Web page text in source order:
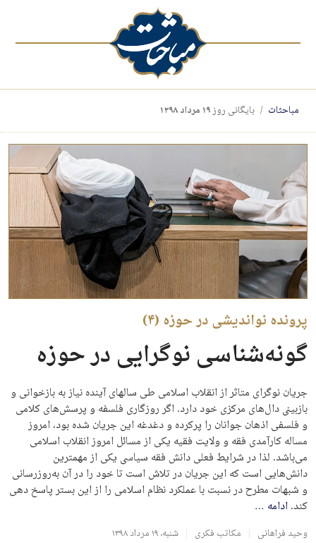
مباحثات بایگانی روز۱۹ مرداد ۱۳۹۸
پرونده نواندیشی در حوزه (۴)
گونه‌شناسی نوگرایی در حوزه
جریان نوگرای متاثر از انقلاب اسلامی طی سالهای آینده نیاز به بازخوانی و
بازبینی دال‌های مرکزی خود دارد. اگر روزگاری فلسفه و پرسش‌های کلامی
و فلسفی اذهان جوانان را پرکرده و دغدغه این جریان شده بود، امروز
مساله کارآمدی فقه و ولایت فقیه یکی از مسائل امروز انقلاب اسلامی
می‌باشد. لذا در شرایط فعلی دانش فقه سیاسی یکی از مهمترین
دانش‌هایی است که این جریان در تلاش است تا خود را در آن به‌روزرسانی
و شبهات مطرح در نسبت با عملکرد نظام اسلامی را از این بستر پاسخ دهی
کند.ادامه …
وحید فراهانی مکاتب فکری شنبه، ۱۹ مرداد ۱۳۹۸